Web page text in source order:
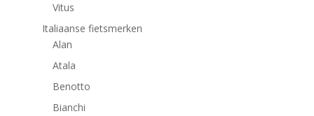
Vitus
Italiaanse fietsmerken
Alan
Atala
Benotto
Bianchi